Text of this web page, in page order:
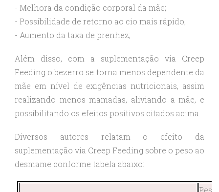
- Melhora da condição corporal da mãe;
- Possibilidade de retorno ao cio mais rápido;
- Aumento da taxa de prenhez;
Além disso, com a suplementação via Creep
Feeding o bezerro se torna menos dependente da
mãe em nível de exigências nutricionais, assim
realizando menos mamadas, aliviando a mãe, e
possibilitando os efeitos positivos citados acima.
Diversos autores relatam o efeito da
suplementação via Creep Feeding sobre o peso ao
desmame conforme tabela abaixo: